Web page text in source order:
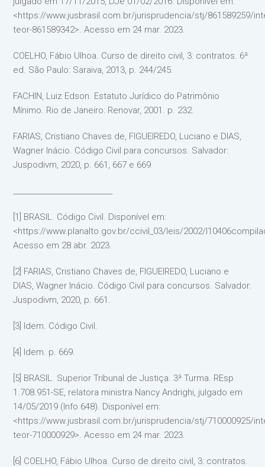
<https://www.jusbrasil.com.br/jurisprudencia/stj/861589259/
teor-861589342>. Acesso em 24 mar. 2023.
COELHO, Fábio Ulhoa. Curso de direito civil, 3: contratos. 6ª
ed. São Paulo: Saraiva, 2013, p. 244/245.
FACHIN, Luiz Edson. Estatuto Jurídico do Patrimônio
Mínimo. Rio de Janeiro: Renovar, 2001. p. 232.
FARIAS, Cristiano Chaves de, FIGUEIREDO, Luciano e DIAS,
Wagner Inácio. Código Civil para concursos. Salvador:
Juspodivm, 2020, p. 661, 667 e 669.
[1] BRASIL. Código Civil. Disponível em:
<https://www.planalto.gov.br/ccivil_03/leis/2002/
Acesso em 28 abr. 2023.
[2] FARIAS, Cristiano Chaves de, FIGUEIREDO, Luciano e
DIAS, Wagner Inácio. Código Civil para concursos. Salvador:
Juspodivm, 2020, p. 661.
[3] Idem. Código Civil.
[4] Idem. p. 669.
[5] BRASIL. Superior Tribunal de Justiça. 3ª Turma. REsp
1.708.951-SE, relatora ministra Nancy Andrighi, julgado em
14/05/2019 (Info 648). Disponível em:
<https://www.jusbrasil.com.br/jurisprudencia/stj/710000925/
teor-710000929>. Acesso em 24 mar. 2023.
[6] COELHO, Fábio Ulhoa. Curso de direito civil, 3: contratos.